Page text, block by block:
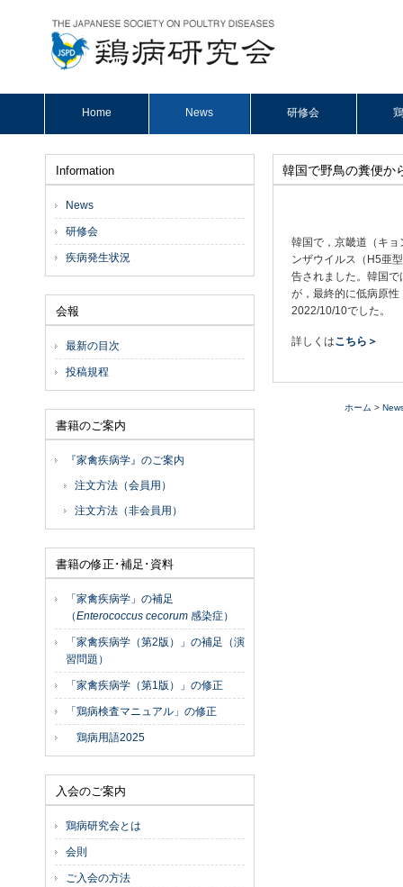
Home News 研修会
韓国で野鳥の糞便か
韓国で，京畿道（キ
ンザウイルス（H5亜
告されました。韓国
が，最終的に低病原
2022/10/10でした。
詳しくはこちら＞
ホーム >
Information
News
研修会
疾病発生状況
会報
最新の目次
投稿規程
書籍のご案内
『家禽疾病学』のご案内
注文方法（会員用）
注文方法（非会員用）
書籍の修正･補足･資料
「家禽疾病学」の補足
（Enterococcus cecorum 感染症）
「家禽疾病学（第2版）」の補足（演
習問題）
「家禽疾病学（第1版）」の修正
「鶏病検査マニュアル」の修正
鶏病用語2025
入会のご案内
鶏病研究会とは
会則
ご入会の方法